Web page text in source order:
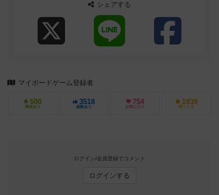
シェアする
マイボードゲーム登録者
500
興味あり
3518
経験あり
754
お気に入り
1939
持ってる
ログイン/会員登録でコメント
ログインする